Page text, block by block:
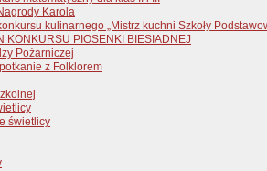
Karola
kulinarnego „Mistrz kuchni Szkoły
KONKURSU PIOSENKI BIESIADNEJ
Pożarniczej
z Folklorem
świetlicy